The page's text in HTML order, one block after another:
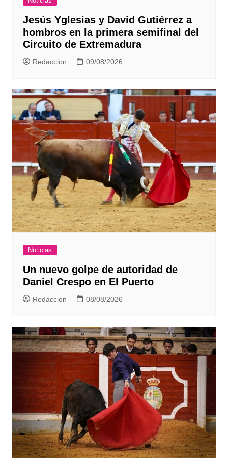
Jesús Yglesias y David Gutiérrez a
hombros en la primera semifinal del
Circuito de Extremadura
Redaccion 09/08/2026
Noticias
Un nuevo golpe de autoridad de
Daniel Crespo en El Puerto
Redaccion 08/08/2026